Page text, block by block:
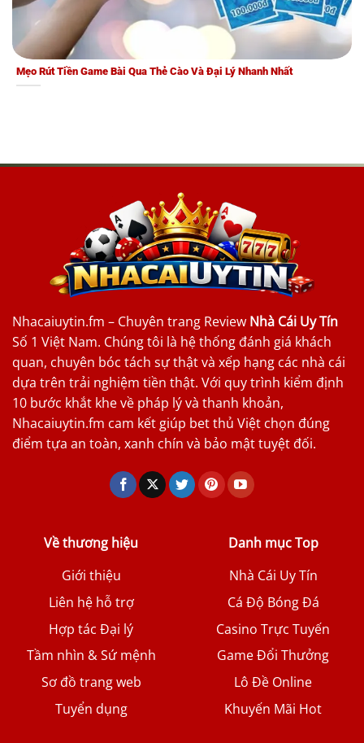
Mẹo Rút Tiền Game Bài Qua Thẻ Cào Và Đại Lý Nhanh Nhất
Nhacaiuytin.fm – Chuyên trang Review Nhà Cái Uy Tín
Số 1 Việt Nam. Chúng tôi là hệ thống đánh giá khách
quan, chuyên bóc tách sự thật và xếp hạng các nhà cái
dựa trên trải nghiệm tiền thật. Với quy trình kiểm định
10 bước khắt khe về pháp lý và thanh khoản,
Nhacaiuytin.fm cam kết giúp bet thủ Việt chọn đúng
điểm tựa an toàn, xanh chín và bảo mật tuyệt đối.
Về thương hiệu
Giới thiệu
Liên hệ hỗ trợ
Hợp tác Đại lý
Tầm nhìn & Sứ mệnh
Sơ đồ trang web
Tuyển dụng
Danh mục Top
Nhà Cái Uy Tín
Cá Độ Bóng Đá
Casino Trực Tuyến
Game Đổi Thưởng
Lô Đề Online
Khuyến Mãi Hot